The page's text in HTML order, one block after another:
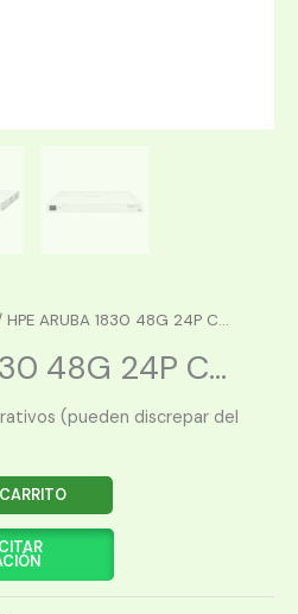
HPE ARUBA 1830 48G 24P C...
48G 24P C...
(pueden discrepar del